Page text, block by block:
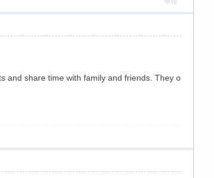
and share time with family and friends. They o